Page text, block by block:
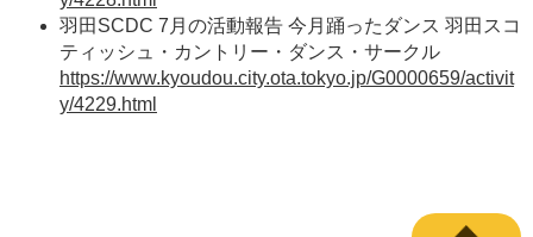
羽田SCDC 7月の活動報告 今月踊ったダンス 羽田スコ
ティッシュ・カントリー・ダンス・サークル
https://www.kyoudou.city.ota.tokyo.jp/G0000659/activit
y/4229.html